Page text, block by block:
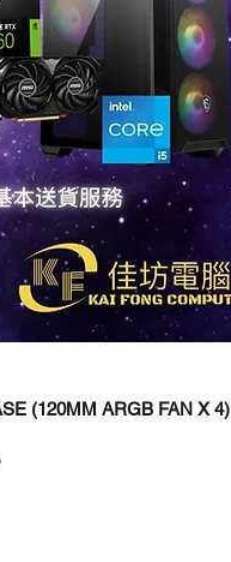
(120MM ARGB FAN X 4)